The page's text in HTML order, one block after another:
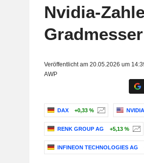
Nvidia-
Gradmesser
Veröffentlicht am 20.05.2026 um
AWP
DAX +0,33 %
RENK GROUP AG +5,13 %
INFINEON TECHNOLOGIES AG